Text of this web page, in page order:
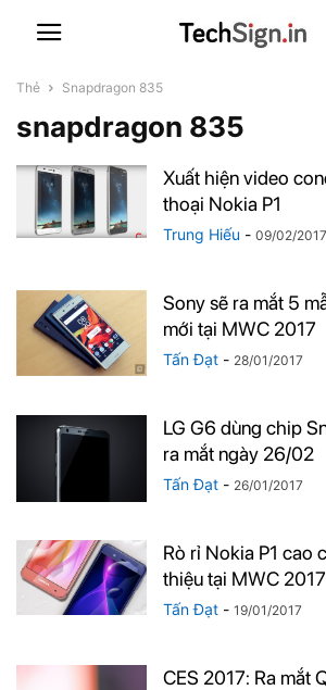
Thẻ Snapdragon 835
snapdragon 835
Xuất hiện video
thoại Nokia P1
Trung Hiếu - 09/02/2017
Sony sẽ ra mắt 5
mới tại MWC 2017
Tấn Đạt - 28/01/2017
LG G6 dùng chip
ra mắt ngày 26/02
Tấn Đạt - 26/01/2017
Rò rỉ Nokia P1 cao
thiệu tại MWC 2017
Tấn Đạt - 19/01/2017
CES 2017: Ra mắt